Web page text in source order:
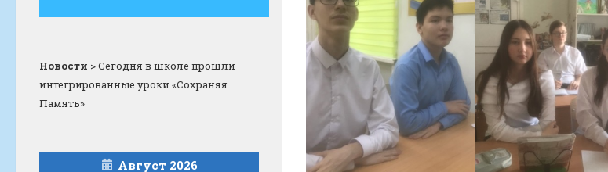
Новости >Сегодня в школе прошли
интегрированные уроки «Сохраняя
Память»
Август 2026